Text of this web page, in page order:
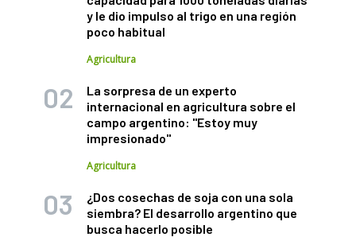
y le dio impulso al trigo en una región
poco habitual
Agricultura
La sorpresa de un experto
internacional en agricultura sobre el
campo argentino: "Estoy muy
impresionado"
Agricultura
¿Dos cosechas de soja con una sola
siembra? El desarrollo argentino que
busca hacerlo posible